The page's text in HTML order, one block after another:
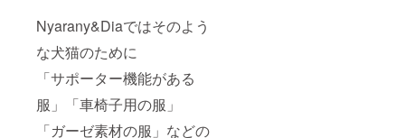
Nyarany&Diaではそのよう
な犬猫のために
「サポーター機能がある
服」「車椅子用の服」
「ガーゼ素材の服」などの